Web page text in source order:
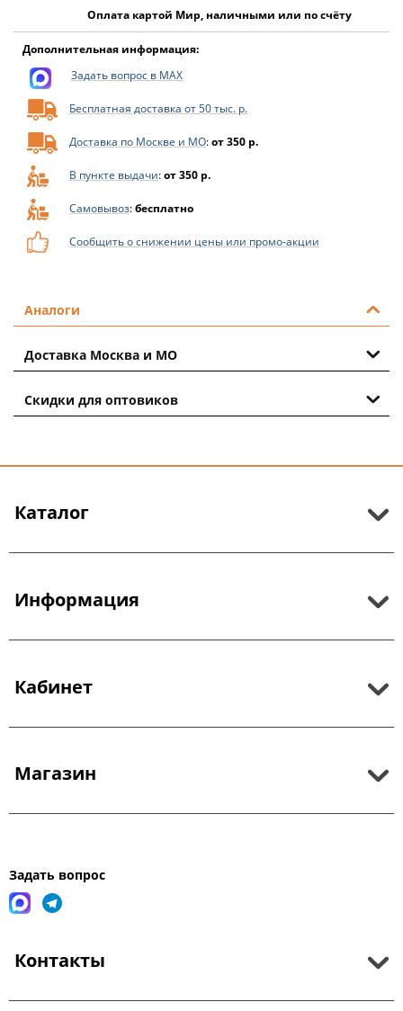
Оплата картой Мир, наличными или по счёту
Дополнительная информация:
Задать вопрос в MAX
Бесплатная доставка от 50 тыс. р.
Доставка по Москве и МО:от 350 р.
В пункте выдачи:от 350 р.
Самовывоз:бесплатно
Сообщить о снижении цены или промо-акции
Аналоги
Доставка Москва и МО
Скидки для оптовиков
Каталог
Информация
Кабинет
Магазин
Задать вопрос
Контакты